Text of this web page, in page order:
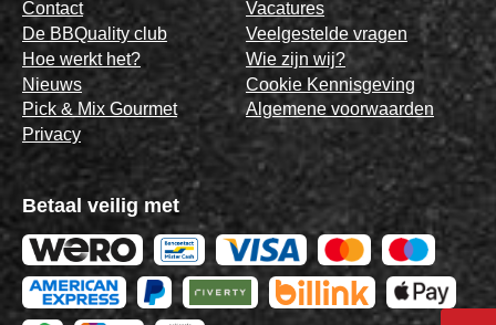
Contact
De BBQuality club
Hoe werkt het?
Nieuws
Pick & Mix Gourmet
Privacy
Vacatures
Veelgestelde vragen
Wie zijn wij?
Cookie Kennisgeving
Algemene voorwaarden
Betaal veilig met